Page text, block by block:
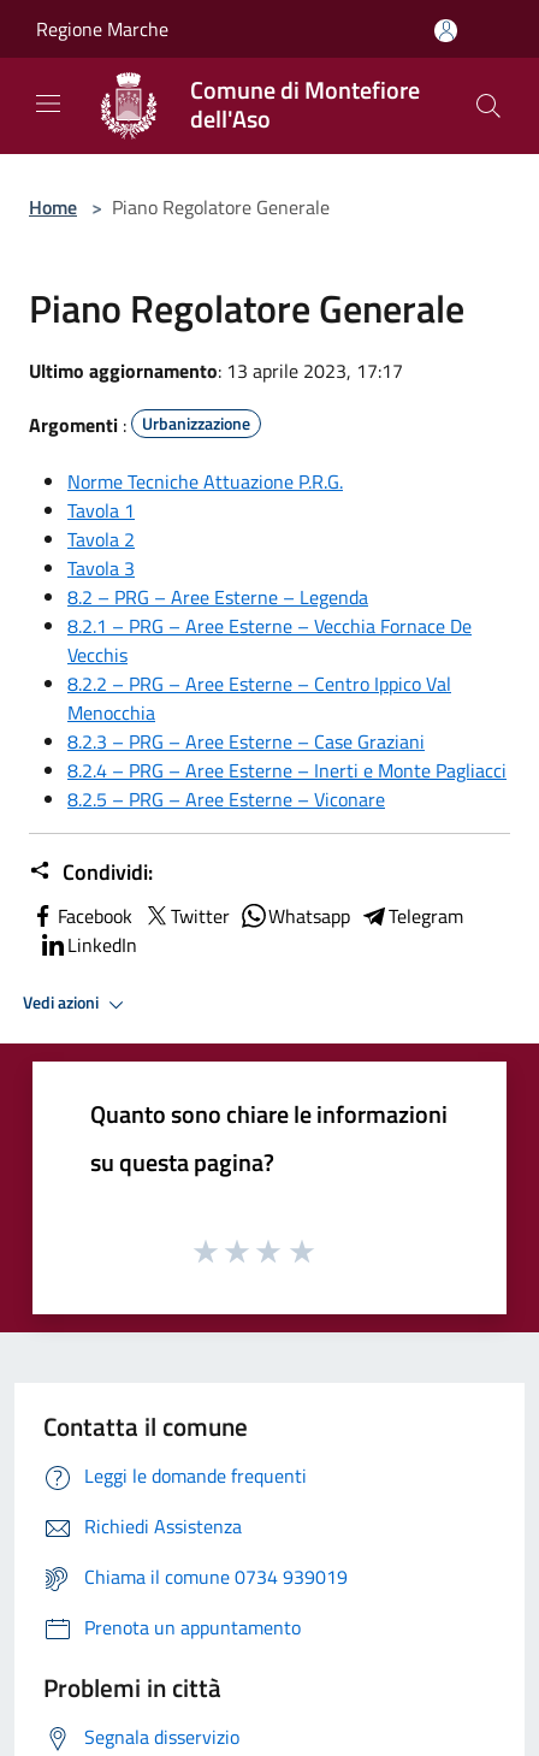
Regione Marche
Comune di Montefiore
dell'Aso
Home > Piano Regolatore Generale
Piano Regolatore Generale
Ultimo aggiornamento: 13 aprile 2023, 17:17
Argomenti : Urbanizzazione
Norme Tecniche Attuazione P.R.G.
Tavola 1
Tavola 2
Tavola 3
8.2 – PRG – Aree Esterne – Legenda
8.2.1 – PRG – Aree Esterne – Vecchia Fornace De
Vecchis
8.2.2 – PRG – Aree Esterne – Centro Ippico Val
Menocchia
8.2.3 – PRG – Aree Esterne – Case Graziani
8.2.4 – PRG – Aree Esterne – Inerti e Monte Pagliacci
8.2.5 – PRG – Aree Esterne – Viconare
Condividi:
Facebook Twitter Whatsapp
Telegram
LinkedIn
Vedi azioni
Quanto sono chiare le informazioni
su questa pagina?
Contatta il comune
Leggi le domande frequenti
Richiedi Assistenza
Chiama il comune 0734 939019
Prenota un appuntamento
Problemi in città
Segnala disservizio